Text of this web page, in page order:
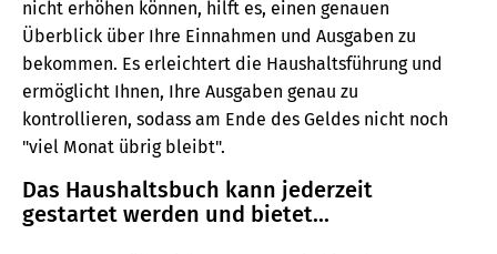
nicht erhöhen können, hilft es, einen genauen
Überblick über Ihre Einnahmen und Ausgaben zu
bekommen. Es erleichtert die Haushaltsführung und
ermöglicht Ihnen, Ihre Ausgaben genau zu
kontrollieren, sodass am Ende des Geldes nicht noch
"viel Monat übrig bleibt".
Das Haushaltsbuch kann jederzeit
gestartet werden und bietet...